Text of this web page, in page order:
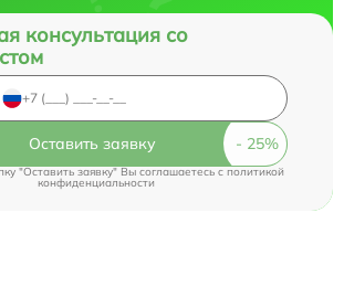
консультация со
Оставить заявку
"Оставить заявку" Вы соглашаетесь cполитикой
конфиденциальности